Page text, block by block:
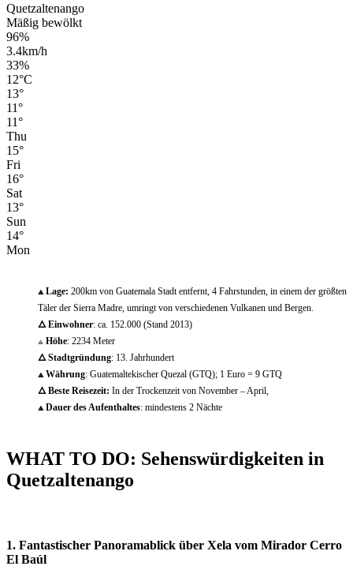
Quetzaltenango
Mäßig bewölkt
96%
3.4km/h
33%
12°C
13°
11°
11°
Thu
15°
Fri
16°
Sat
13°
Sun
14°
Mon
⟁ Lage: 200km von Guatemala Stadt entfernt, 4 Fahrstunden, in einem der größten
Täler der Sierra Madre, umringt von verschiedenen Vulkanen und Bergen.
🜂 Einwohner: ca. 152.000 (Stand 2013)
⟁ Höhe: 2234 Meter
🜂Stadtgründung: 13. Jahrhundert
⟁ Währung: Guatemaltekischer Quezal (GTQ); 1 Euro = 9 GTQ
🜂 Beste Reisezeit: In der Trockenzeit von November – April,
⟁Dauer des Aufenthaltes: mindestens 2 Nächte
WHAT TO DO: Sehenswürdigkeiten in
Quetzaltenango
1. Fantastischer Panoramablick über Xela vom Mirador Cerro
El Baúl